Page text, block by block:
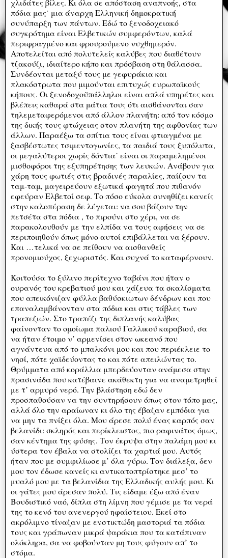
χλιδάτες βίλες. Κι όλα σε απόσταση αναπνοής, στα
πόδια μας˙ μια άναρχη Ελληνική δημοκρατική
συνύπαρξη των πάντων. Εδώ το ξενοδοχειακό
συγκρότημα είναι Ελβετικών συμφερόντων, καλά
περιφραγμένο και φρουρούμενο νυχθημερόν.
Αποτελείται από πολυτελείς καλύβες που διαθέτουν
τζακούζι, ιδιαίτερο κήπο και πρόσβαση στη θάλασσα.
Συνδέονται μεταξύ τους με γεφυράκια και
πλακόστρωτα που μιμούνται επιτυχώς ευρωπαϊκούς
κήπους. Οι ξενοδοχοϋπάλληλοι είναι απλά υπηρέτες και
βλέπεις καθαρά στα μάτια τους ότι αισθάνονται σαν
τηλεμεταφερόμενοι από άλλον πλανήτη: από τον κόσμο
της δικής τους φτώχειας στον πλανήτη της αφθονίας των
άλλων. Παραέξω τα σπίτια τους είναι φτιαγμένα με
ξασβέστωτες τσιμεντογωνίες, τα παιδιά τους ξυπόλυτα,
οι μεγαλύτεροι χωρίς δόντια˙ είναι οι παραμελημένοι
μισθοφόροι της εξυπηρέτησης των λευκών. Ανάβουν για
χάρη τους φωτιές στις βραδινές παραλίες, παίζουν τα
ταμ-ταμ, μαγειρεύουν εξωτικά φαγητά που πιθανόν
εφεύραν Ελβετοί σεφ. Το πόσο εύκολα συνηθίζει κανείς
στην καλοπέραση δε λέγεται: να σου βάζουν την
πετσέτα στα πόδια , το πιρούνι στο χέρι, να σε
παρακολουθούν με την ελπίδα να τους αφήσεις να σε
περιποιηθούν όπως μόνο αυτοί επιβάλλεται να ξέρουν.
Και …τελικά να σε πείθουν να αισθανθείς
προνομιούχος, ξεχωριστός. Και συχνά το καταφέρνουν.
Κοιτούσα το ξύλινο περίτεχνο ταβάνι που ήταν ο
ουρανός του κρεβατιού μου και χάζευα τα σκαλίσματα
που απεικόνιζαν φύλλα βαθύσκιωτων δένδρων και που
επαναλαμβάνονταν στα πόδια και στις τάβλες των
τραπεζιών. Στο τραπέζι της διπλανής καλύβας
φαίνονταν το ομοίωμα παλιού Γαλλικού καραβιού, σα
να ήταν έτοιμο ν’ αρμενίσει στον ωκεανό που
αγνάντευα από το μπαλκόνι μου και που περιέκλειε το
νησί, πότε χαϊδεύοντας το και πότε απειλώντας το.
Θρύμματα από κοράλλια μπερδεύονταν ανάμεσα στην
πρασινάδα που κατέβαινε ακάθεκτη για να αναμετρηθεί
με τ’ αρμυρό νερό. Την βλάστηση εδώ δεν
προσπαθούσαν να την συντηρήσουν όπως στον τόπο μας,
αλλά όλο την αραίωναν κι όλο της έβαζαν εμπόδια για
να μην τα πνίξει όλα. Μου άρεσε πολύ ένας καρπός σαν
βελανίδι: σκληρός και περίκλειστος, πιο ραφινάτος όμως,
σαν κέντημα της φύσης. Τον έκρυψα στην παλάμη μου κι
ύστερα τον έβαλα να στολίζει τα χαρτιά μου. Αυτός
ήταν που με συμφιλίωσε μ’ όλα γύρω. Τον διάλεξα, δεν
μου τον έδωσε κανείς κι αντικατοπτρίστηκε μεσ’ το
μυαλό μου με τα βελανίδια της Ελλαδικής αυλής μου. Κι
οι γάτες μου άρεσαν πολύ. Τις είδαμε έξω από έναν
Βουδιστικό ναό, δίπλα στη λίμνη που γέμισε με τα νερά
της το κενό του ανενεργού ηφαίστειου. Εκεί στο
ακρόλιμνο τίναζαν με ενστικτώδη μαστοριά τα πόδια
τους και γράπωναν μικρά ψαράκια που τα κατάπιναν
ολόκληρα, σα να φοβούνταν μη τους φύγουν απ’ το
στόμα.